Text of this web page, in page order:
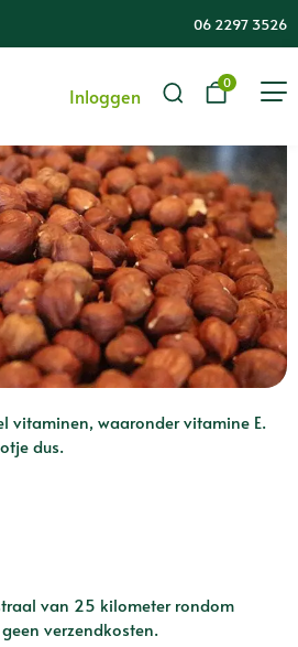
06 2297 3526
Inloggen
0
vitaminen, waaronder vitamine E.
dus.
van 25 kilometer rondom
verzendkosten.